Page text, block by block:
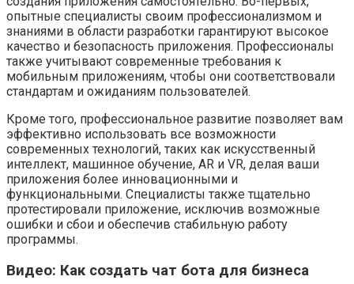
опытные специалисты своим профессионализмом и
знаниями в области разработки гарантируют высокое
качество и безопасность приложения. Профессионалы
также учитывают современные требования к
мобильным приложениям, чтобы они соответствовали
стандартам и ожиданиям пользователей.
Кроме того, профессиональное развитие позволяет вам
эффективно использовать все возможности
современных технологий, таких как искусственный
интеллект, машинное обучение, AR и VR, делая ваши
приложения более инновационными и
функциональными. Специалисты также тщательно
протестировали приложение, исключив возможные
ошибки и сбои и обеспечив стабильную работу
программы.
Видео: Как создать чат бота для бизнеса